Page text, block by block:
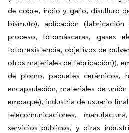
de cobre, indio y galio, disulfuro
bismuto), aplicación
proceso, fotomáscaras, gases
fotorresistencia, objetivos de
otros materiales de fabricación)),
de plomo, paquetes cerámicos,
encapsulación, materiales de
empaque), industria de usuario
telecomunicaciones,
servicios públicos, y otras